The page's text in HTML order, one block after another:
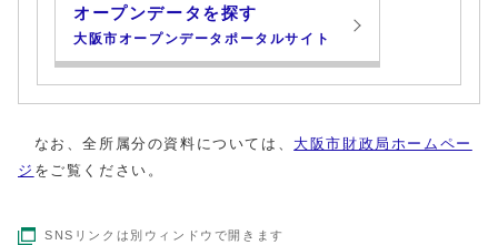
オープンデータを探す
大阪市オープンデータポータルサイト
なお、全所属分の資料については、 大阪市財政局ホームペー
ジ をご覧ください。
SNSリンクは別ウィンドウで開きます